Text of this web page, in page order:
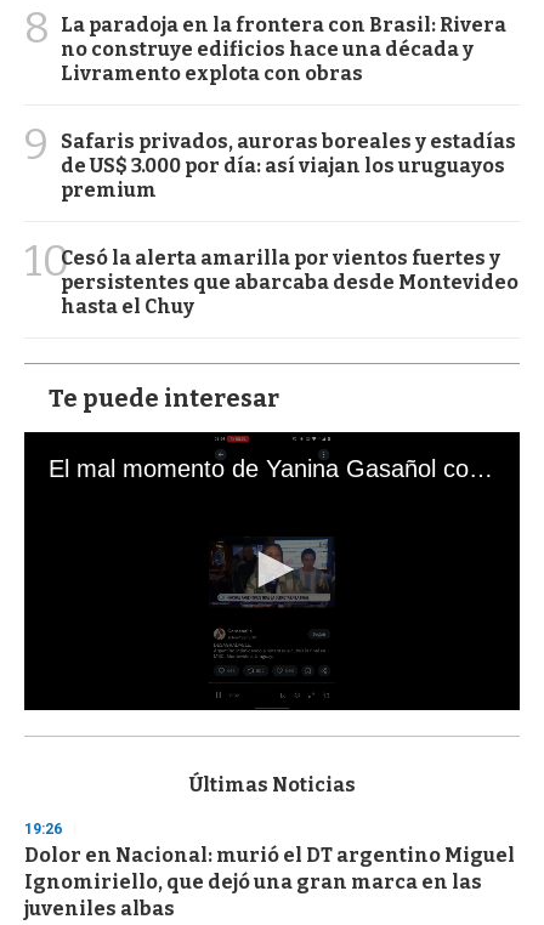
8
La paradoja en la frontera con Brasil: Rivera
no construye edificios hace una década y
Livramento explota con obras
9
Safaris privados, auroras boreales y estadías
de US$ 3.000 por día: así viajan los uruguayos
premium
10Cesó la alerta amarilla por vientos fuertes y
persistentes que abarcaba desde Montevideo
hasta el Chuy
Te puede interesar
El mal momento de Yanina Gasañol con un hincha argentino en "Subrayado"
s
d
s
o
f
3
Últimas Noticias
19:26
Dolor en Nacional: murió el DT argentino Miguel
Ignomiriello, que dejó una gran marca en las
juveniles albas